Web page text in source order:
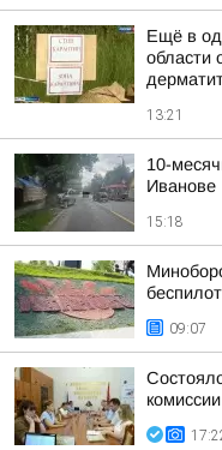
Ещё в
области
13:21
10-
Иванове
15:18
09:07